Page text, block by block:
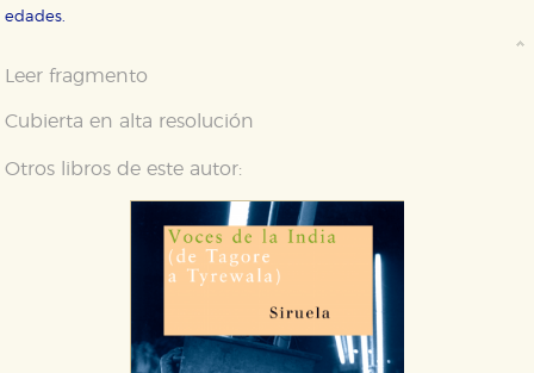
edades.
Leer fragmento
Cubierta en alta resolución
Otros libros de este autor:
nuestro sitio web. Almacenan configuraciones de
servicios para que no tenga que reconfigurarlos cada
tanto, es anónima.
Cookies de publicidad y redes sociales
publicitarios y se utilizan para mostrar publicidad
relevante para sus intereses en otros sitios. No
almacenan directamente información personal sino
que se basan en la identificación única de su
navegador y dispositivo de internet.
GUARDAR CONFIGURACIÓN